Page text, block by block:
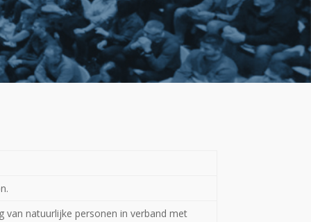
van natuurlijke personen in verband met